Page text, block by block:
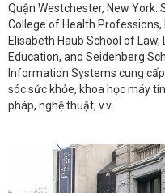
Quận Westchester, New York.
College of Health
Elisabeth Haub School of
Education, and Seidenberg
Information Systems cung
sóc sức khỏe, khoa học máy
pháp, nghệ thuật, v.v.